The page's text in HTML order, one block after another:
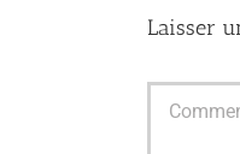
Laisser